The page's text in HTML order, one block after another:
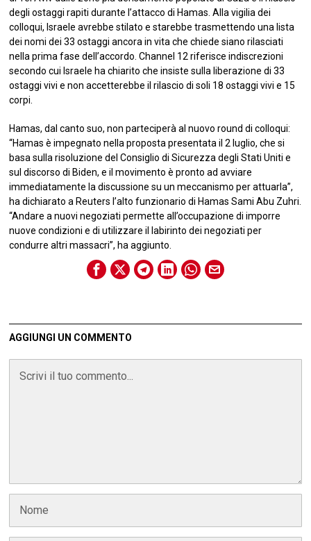
degli ostaggi rapiti durante l’attacco di Hamas. Alla vigilia dei
colloqui, Israele avrebbe stilato e starebbe trasmettendo una lista
dei nomi dei 33 ostaggi ancora in vita che chiede siano rilasciati
nella prima fase dell’accordo. Channel 12 riferisce indiscrezioni
secondo cui Israele ha chiarito che insiste sulla liberazione di 33
ostaggi vivi e non accetterebbe il rilascio di soli 18 ostaggi vivi e 15
corpi.
Hamas, dal canto suo, non parteciperà al nuovo round di colloqui:
“Hamas è impegnato nella proposta presentata il 2 luglio, che si
basa sulla risoluzione del Consiglio di Sicurezza degli Stati Uniti e
sul discorso di Biden, e il movimento è pronto ad avviare
immediatamente la discussione su un meccanismo per attuarla”,
ha dichiarato a Reuters l’alto funzionario di Hamas Sami Abu Zuhri.
“Andare a nuovi negoziati permette all’occupazione di imporre
nuove condizioni e di utilizzare il labirinto dei negoziati per
condurre altri massacri”, ha aggiunto.
AGGIUNGI UN COMMENTO